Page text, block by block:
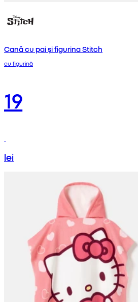
Cană cu pai și figurina Stitch
cu figurină
19
lei